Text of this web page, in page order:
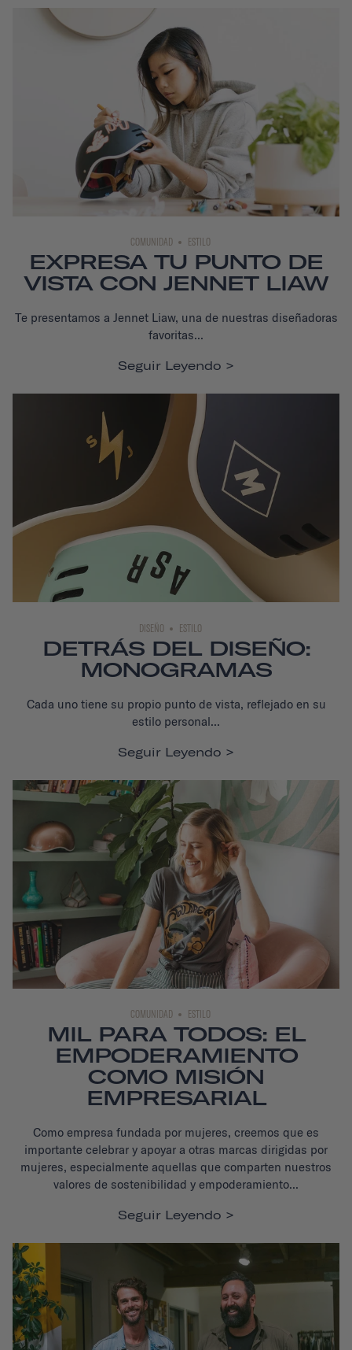
COMUNIDAD ESTILO
EXPRESA TU PUNTO DE
VISTA CON JENNET LIAW
Te presentamos a Jennet Liaw, una de nuestras diseñadoras
favoritas...
Seguir Leyendo
DISEÑO ESTILO
DETRÁS DEL DISEÑO:
MONOGRAMAS
Cada uno tiene su propio punto de vista, reflejado en su
estilo personal...
Seguir Leyendo
COMUNIDAD ESTILO
MIL PARA TODOS: EL
EMPODERAMIENTO
COMO MISIÓN
EMPRESARIAL
Como empresa fundada por mujeres, creemos que es
importante celebrar y apoyar a otras marcas dirigidas por
mujeres, especialmente aquellas que comparten nuestros
valores de sostenibilidad y empoderamiento...
Seguir Leyendo